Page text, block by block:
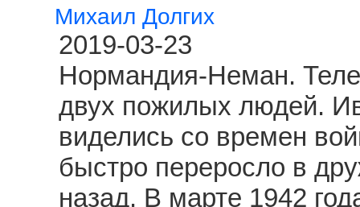
Михаил Долгих
2019-03-23
Нормандия-Неман.
двух пожилых людей.
виделись со времен
быстро переросло в
назад. В марте 1942